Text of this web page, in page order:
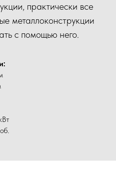
практически все
металлоконструкции
с помощью него.